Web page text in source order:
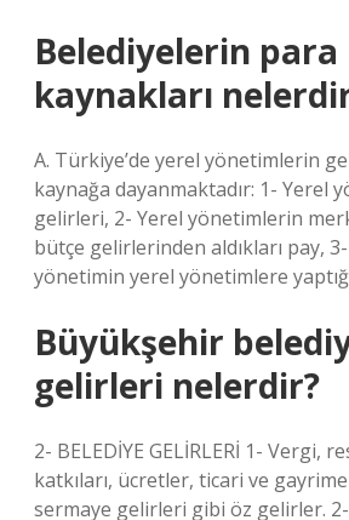
Belediyelerin para
kaynakları
A. Türkiye’de yerel yönetimlerin
kaynağa dayanmaktadır: 1- Yerel
gelirleri, 2- Yerel yönetimlerin
bütçe gelirlerinden aldıkları pay,
yönetimin yerel yönetimlere
Büyükşehir
gelirleri nelerdir?
2- BELEDİYE GELİRLERİ 1- Vergi,
katkıları, ücretler, ticari ve
sermaye gelirleri gibi öz gelirler.